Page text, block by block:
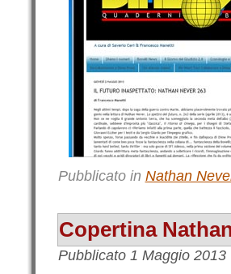
Pubblicato in Nathan
Copertina
Pubblicato 1 Maggio 2013